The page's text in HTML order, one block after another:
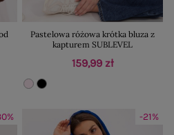
Pastelowa różowa krótka bluza z
kapturem SUBLEVEL
159,99 zł
-21%